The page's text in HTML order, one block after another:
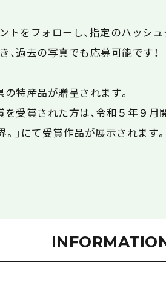
トをフォローし、指定のハッシ
過去の写真でも応募可能です！
特産品が贈呈されます。
を受賞された方は、令和５年９
」にて受賞作品が展示されます。